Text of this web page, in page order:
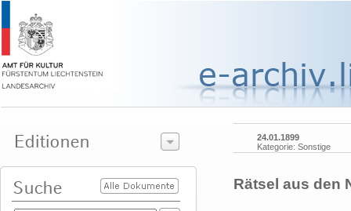
24.01.1899
Kategorie: Sonstige
Rätsel aus den